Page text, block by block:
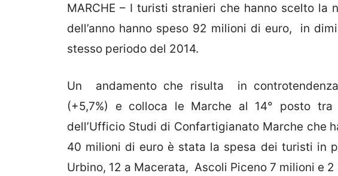
MARCHE – I turisti stranieri che hanno scelto la
dell’anno hanno speso 92 milioni di euro, in
stesso periodo del 2014.
Un andamento che risulta in
(+5,7%) e colloca le Marche al 14° posto
dell’Ufficio Studi di Confartigianato Marche che
40 milioni di euro è stata la spesa dei turisti in
Urbino, 12 a Macerata, Ascoli Piceno 7 milioni e 2